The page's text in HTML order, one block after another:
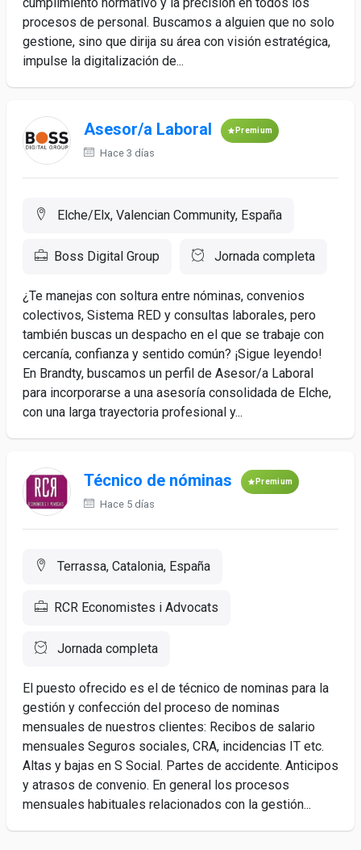
procesos de personal. Buscamos a alguien que no solo
gestione, sino que dirija su área con visión estratégica,
impulse la digitalización de...
Asesor/a Laboral Premium
Hace 3 días
Elche/Elx, Valencian Community, España
Boss Digital Group Jornada completa
¿Te manejas con soltura entre nóminas, convenios
colectivos, Sistema RED y consultas laborales, pero
también buscas un despacho en el que se trabaje con
cercanía, confianza y sentido común? ¡Sigue leyendo!
En Brandty, buscamos un perfil de Asesor/a Laboral
para incorporarse a una asesoría consolidada de Elche,
con una larga trayectoria profesional y...
Técnico de nóminas Premium
Hace 5 días
Terrassa, Catalonia, España
RCR Economistes i Advocats
Jornada completa
El puesto ofrecido es el de técnico de nominas para la
gestión y confección del proceso de nominas
mensuales de nuestros clientes: Recibos de salario
mensuales Seguros sociales, CRA, incidencias IT etc.
Altas y bajas en S Social. Partes de accidente. Anticipos
y atrasos de convenio. En general los procesos
mensuales habituales relacionados con la gestión...